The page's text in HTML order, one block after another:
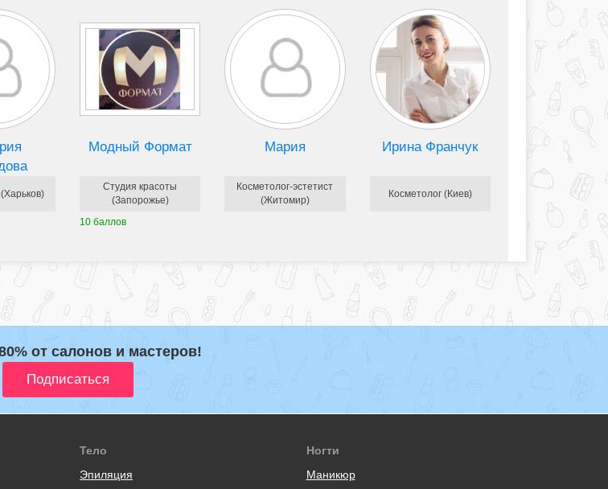
Модный Формат
Студия красоты
(Запорожье)
10 баллов
Мария
Косметолог-эстетист
(Житомир)
Ирина Франчук
Косметолог (Киев)
от салонов и мастеров!
Тело
Эпиляция
Ногти
Маникюр